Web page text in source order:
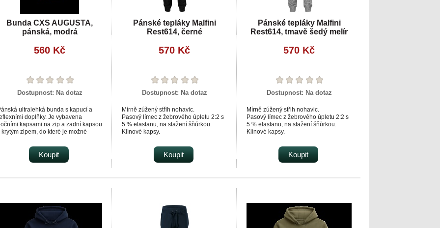
Bunda CXS AUGUSTA,
pánská, modrá
560 Kč
Dostupnost: Na dotaz
ultralehká bunda s kapucí a
doplňky. Je vybavena
kapsami na zip a zadní kapsou
krytým zipem, do které je možné
ukončeny pružnou gumičkou. Bunda je
vyrobena z lehkého materiálu, který je
ošetřený vodoodpudivou úpravou.
Koupit
Pánské tepláky Malfini
Rest614, černé
570 Kč
Dostupnost: Na dotaz
Mírně zúžený střih nohavic.
Pasový límec z žebrového úpletu 2:2 s
5 % elastanu, na stažení šňůrkou.
Klínové kapsy.
Dekorativní prošití.
Vnitřní strana nepočesaná.
Koupit
Pánské tepláky Malfini
Rest614, tmavě šedý melír
570 Kč
Dostupnost: Na dotaz
Mírně zúžený střih nohavic.
Pasový límec z žebrového úpletu 2:2 s
5 % elastanu, na stažení šňůrkou.
Klínové kapsy.
Dekorativní prošití.
Vnitřní strana nepočesaná.
Koupit